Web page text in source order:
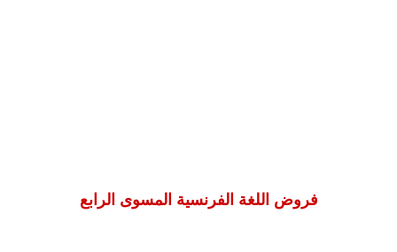
فروض اللغة الفرنسية المسوى الرابع